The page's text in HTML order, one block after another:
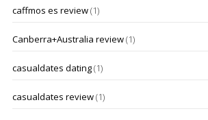
caffmos es review(1)
Canberra+Australia review(1)
casualdates dating(1)
casualdates review(1)